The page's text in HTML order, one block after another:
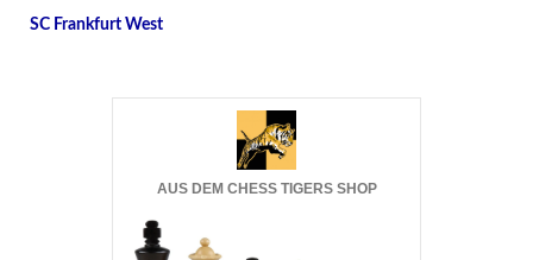
SC Frankfurt West
AUS DEM CHESS TIGERS SHOP